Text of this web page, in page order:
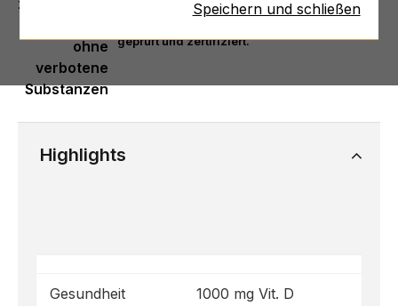
Alle Produktchargen werden von einem
geprüft und zertifiziert.
Highlights
Gesundheit 1000 mg Vit. D
Speichern und schließen